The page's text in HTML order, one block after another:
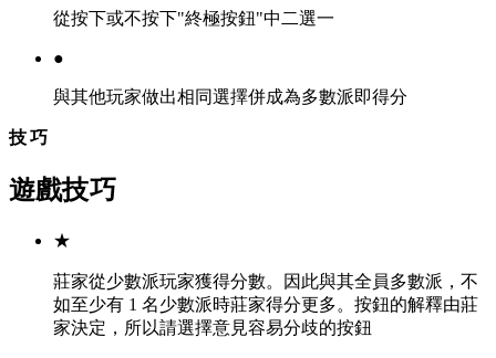
從按下或不按下"終極按鈕"中二選一
●
與其他玩家做出相同選擇併成為多數派即得分
技巧
遊戲技巧
★
莊家從少數派玩家獲得分數。因此與其全員多數派，不
如至少有 1 名少數派時莊家得分更多。按鈕的解釋由莊
家決定，所以請選擇意見容易分歧的按鈕